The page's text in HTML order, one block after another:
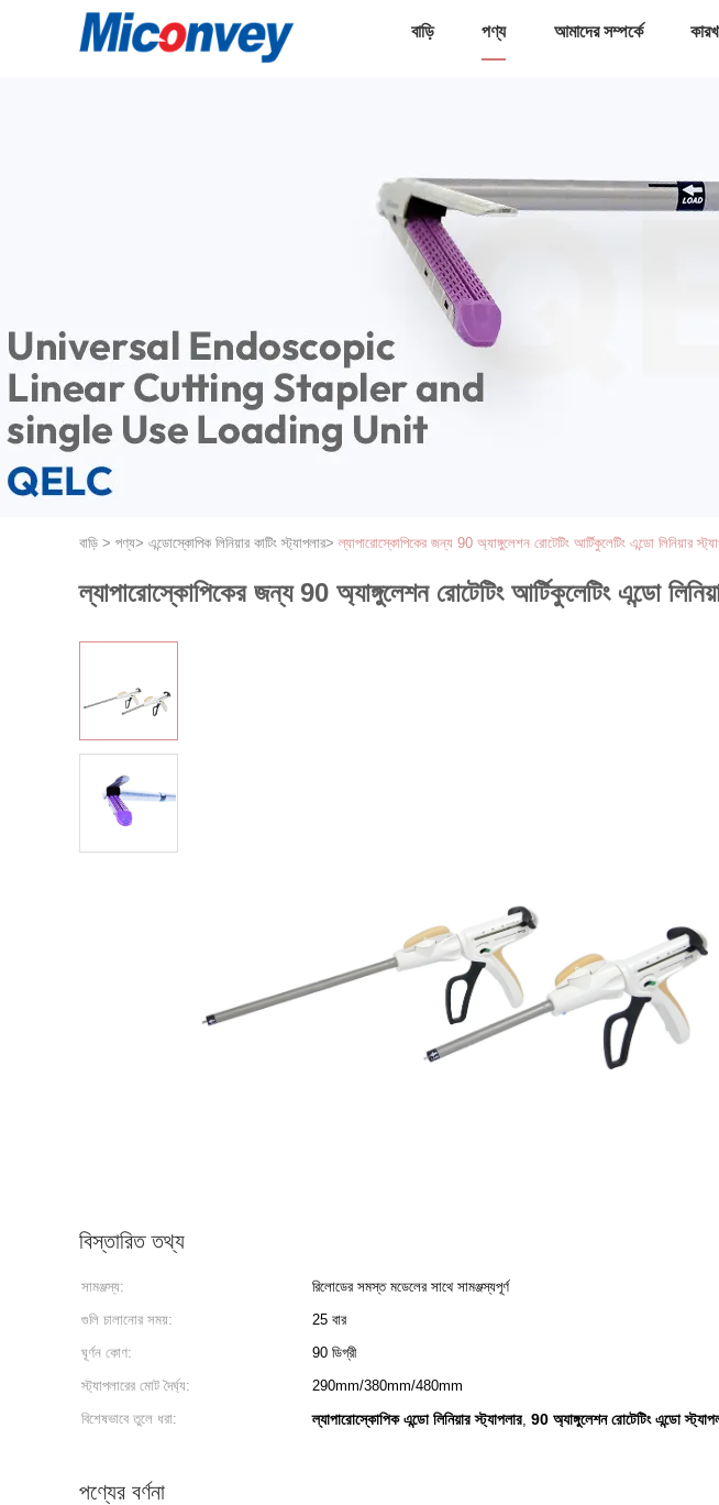
বাড়ি পণ্য আমাদের সম্পর্কে
বাড়ি > পণ্য> এন্ডোস্কোপিক লিনিয়ার কাটিং স্ট্যাপলার> ল্যাপারোস্কোপিকের জন্য 90 অ্যাঙ্গুলেশন রোটেটিং আর্টিকুলেটিং এন্ডো লিনিয়ার
ল্যাপারোস্কোপিকের জন্য 90 অ্যাঙ্গুলেশন রোটেটিং আর্টিকুলেটিং এন্ডো
বিস্তারিত তথ্য
সামঞ্জস্য: রিলোডের সমস্ত মডেলের সাথে সামঞ্জস্যপূর্ণ
গুলি চালানোর সময়:
25 বার
ঘূর্ণন কোণ:
90 ডিগ্রী
স্ট্যাপলারের মোট দৈর্ঘ্য:
290mm/380mm/480mm
বিশেষভাবে তুলে ধরা:
ল্যাপারোস্কোপিক এন্ডো লিনিয়ার স্ট্যাপলার, 90 অ্যাঙ্গুলেশন রোটেটিং এন্ডো
পণ্যের বর্ণনা